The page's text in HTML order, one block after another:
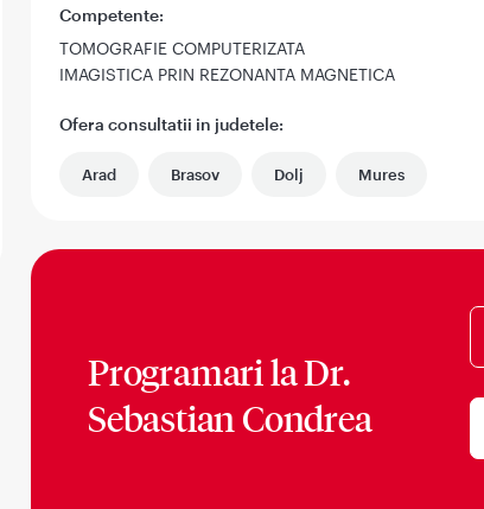
Competente:
TOMOGRAFIE COMPUTERIZATA
IMAGISTICA PRIN REZONANTA MAGNETICA
Ofera consultatii in judetele:
Arad Brasov Dolj Mures
Programari laDr.
Sebastian Condrea